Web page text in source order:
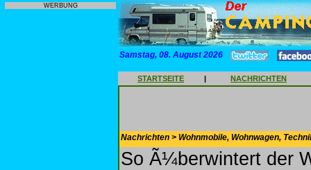
WERBUNG
Samstag, 08. August 2026
STARTSEITE | NACHRICHTEN
Nachrichten > Wohnmobile, Wohnwagen,
So Ã¼berwintert der